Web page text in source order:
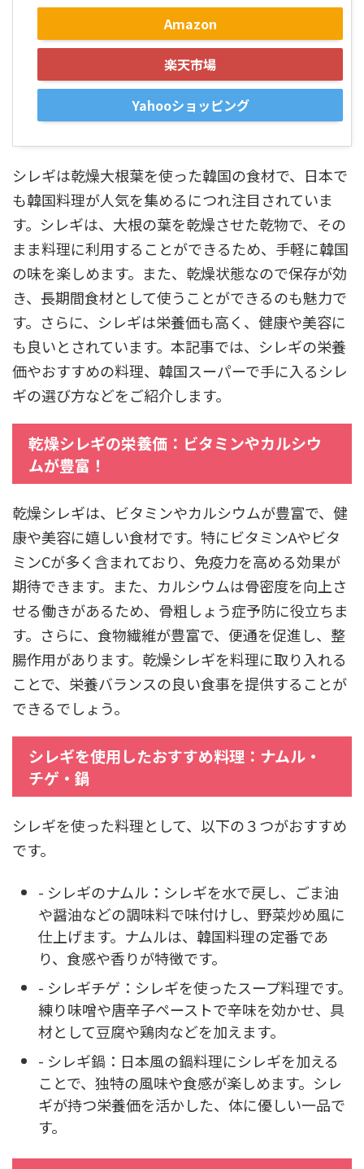
Amazon
楽天市場
Yahooショッピング
シレギは乾燥大根葉を使った韓国の食材で、日本で
も韓国料理が人気を集めるにつれ注目されていま
す。シレギは、大根の葉を乾燥させた乾物で、その
まま料理に利用することができるため、手軽に韓国
の味を楽しめます。また、乾燥状態なので保存が効
き、長期間食材として使うことができるのも魅力で
す。さらに、シレギは栄養価も高く、健康や美容に
も良いとされています。本記事では、シレギの栄養
価やおすすめの料理、韓国スーパーで手に入るシレ
ギの選び方などをご紹介します。
乾燥シレギの栄養価：ビタミンやカルシウ
ムが豊富！
乾燥シレギは、ビタミンやカルシウムが豊富で、健
康や美容に嬉しい食材です。特にビタミンAやビタ
ミンCが多く含まれており、免疫力を高める効果が
期待できます。また、カルシウムは骨密度を向上さ
せる働きがあるため、骨粗しょう症予防に役立ちま
す。さらに、食物繊維が豊富で、便通を促進し、整
腸作用があります。乾燥シレギを料理に取り入れる
ことで、栄養バランスの良い食事を提供することが
できるでしょう。
シレギを使用したおすすめ料理：ナムル・
チゲ・鍋
シレギを使った料理として、以下の３つがおすすめ
です。
- シレギのナムル：シレギを水で戻し、ごま油
や醤油などの調味料で味付けし、野菜炒め風に
仕上げます。ナムルは、韓国料理の定番であ
り、食感や香りが特徴です。
- シレギチゲ：シレギを使ったスープ料理です。
練り味噌や唐辛子ペーストで辛味を効かせ、具
材として豆腐や鶏肉などを加えます。
- シレギ鍋：日本風の鍋料理にシレギを加える
ことで、独特の風味や食感が楽しめます。シレ
ギが持つ栄養価を活かした、体に優しい一品で
す。